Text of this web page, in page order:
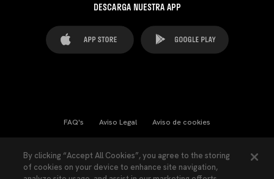
DESCARGA NUESTRA APP
FAQ's Aviso Legal Aviso de cookies
Ley Transparencia Política de Privacidad
By clicking “Accept All Cookies”, you agree to the storing
of cookies on your device to enhance site navigation,